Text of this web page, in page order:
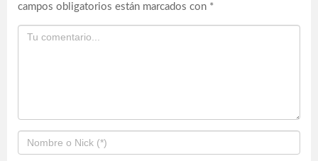
campos obligatorios están marcados con *